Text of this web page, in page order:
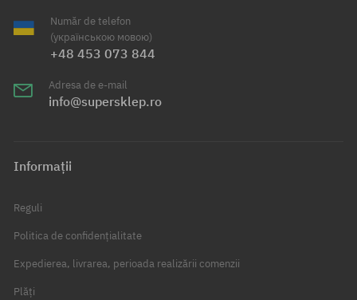
Număr de telefon
(українською мовою)
+48 453 073 844
Adresa de e-mail
info@supersklep.ro
Informații
Reguli
Politica de confidențialitate
Expedierea, livrarea, perioada realizării comenzii
Plăți